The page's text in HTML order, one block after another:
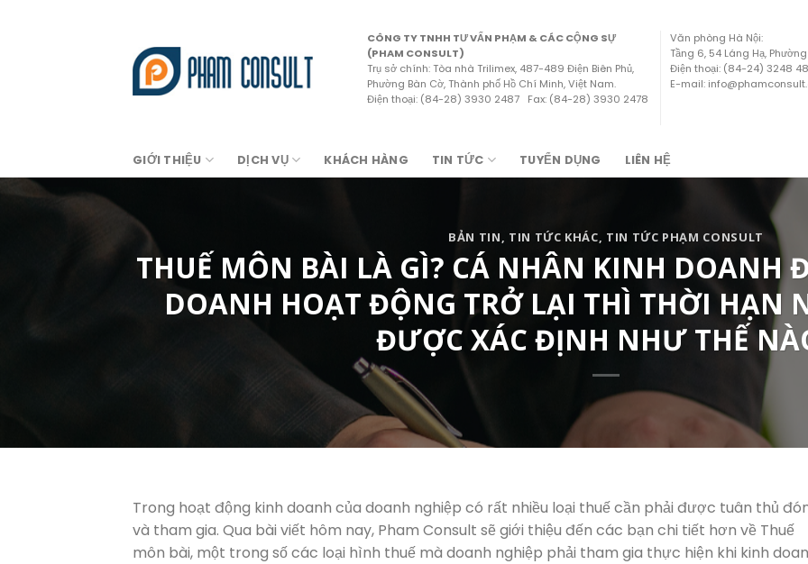
CÔNG TY TNHH TƯ VẤN PHẠM & CÁC CỘNG SỰ
(PHAM CONSULT)
Trụ sở chính: Tòa nhà Trilimex, 487-489 Điện Biên Phủ,
Phường Bàn Cờ, Thành phố Hồ Chí Minh, Việt Nam.
Điện thoại: (84-28) 3930 2487 Fax: (84-28) 3930 2478
Văn phòng Hà Nội:
Tầng 6, 54 Láng Hạ,
Điện thoại: (84-24) 3248
E-mail:
GIỚI THIỆU DỊCH VỤ KHÁCH HÀNG TIN TỨC TUYỂN DỤNG LIÊN HỆ
BẢN TIN, TIN TỨC KHÁC, TIN TỨC PHẠM CONSULT
THUẾ MÔN BÀI LÀ GÌ? CÁ NHÂN KINH DOANH
DOANH HOẠT ĐỘNG TRỞ LẠI THÌ THỜI HẠN
ĐƯỢC XÁC ĐỊNH NHƯ THẾ
Trong hoạt động kinh doanh của doanh nghiệp có rất nhiều loại thuế cần phải được tuân thủ
và tham gia. Qua bài viết hôm nay, Pham Consult sẽ giới thiệu đến các bạn chi tiết hơn về Thuế
môn bài, một trong số các loại hình thuế mà doanh nghiệp phải tham gia thực hiện khi kinh